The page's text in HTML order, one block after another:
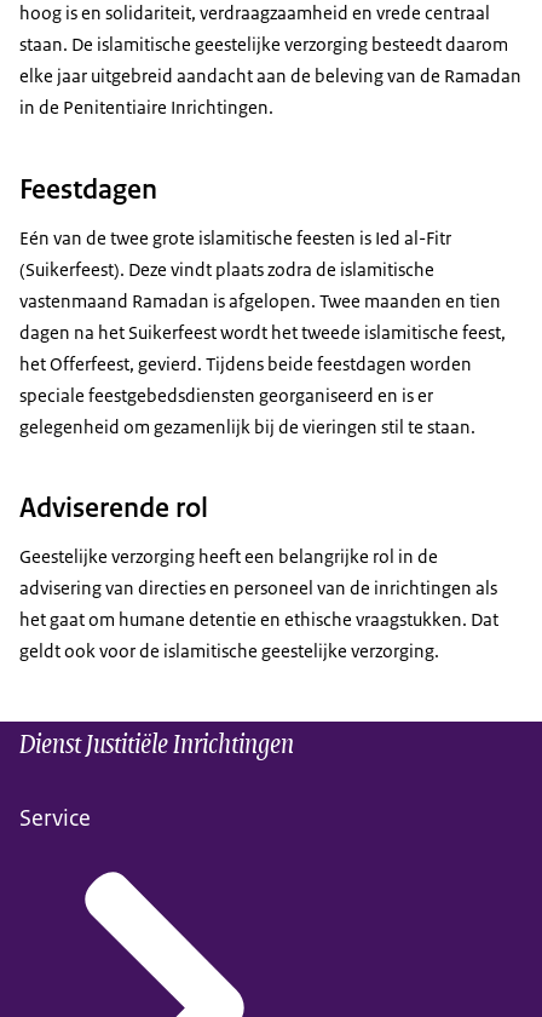
hoog is en solidariteit, verdraagzaamheid en vrede centraal
staan. De islamitische geestelijke verzorging besteedt daarom
elke jaar uitgebreid aandacht aan de beleving van de Ramadan
in de Penitentiaire Inrichtingen.
Feestdagen
Eén van de twee grote islamitische feesten is Ied al-Fitr
(Suikerfeest). Deze vindt plaats zodra de islamitische
vastenmaand Ramadan is afgelopen. Twee maanden en tien
dagen na het Suikerfeest wordt het tweede islamitische feest,
het Offerfeest, gevierd. Tijdens beide feestdagen worden
speciale feestgebedsdiensten georganiseerd en is er
gelegenheid om gezamenlijk bij de vieringen stil te staan.
Adviserende rol
Geestelijke verzorging heeft een belangrijke rol in de
advisering van directies en personeel van de inrichtingen als
het gaat om humane detentie en ethische vraagstukken. Dat
geldt ook voor de islamitische geestelijke verzorging.
Dienst Justitiële Inrichtingen
Service